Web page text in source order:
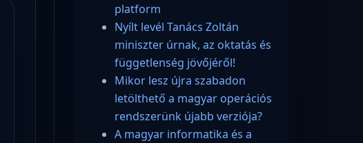
platform
Nyílt levél Tanács Zoltán
miniszter úrnak, az oktatás és
függetlenség jövőjéről!
Mikor lesz újra szabadon
letölthető a magyar operációs
rendszerünk újabb verziója?
A magyar informatika és a